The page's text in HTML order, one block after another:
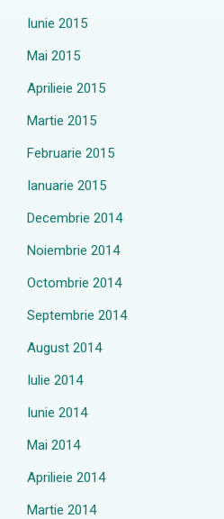
Iunie 2015
Mai 2015
Aprilieie 2015
Martie 2015
Februarie 2015
Ianuarie 2015
Decembrie 2014
Noiembrie 2014
Octombrie 2014
Septembrie 2014
August 2014
Iulie 2014
Iunie 2014
Mai 2014
Aprilieie 2014
Martie 2014